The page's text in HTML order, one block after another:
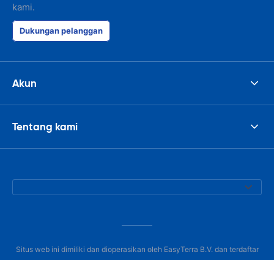
kami.
Dukungan pelanggan
Akun
Tentang kami
Situs web ini dimiliki dan dioperasikan oleh EasyTerra B.V. dan terdaftar